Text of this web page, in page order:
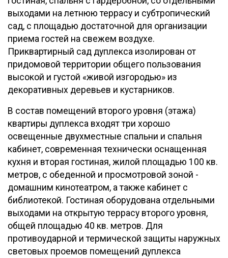
выходами на летнюю террасу и субтропический
сад, с площадью достаточной для организации
приема гостей на свежем воздухе.
Приквартирный сад дуплекса изолирован от
придомовой территории общего пользования
высокой и густой «живой изгородью» из
декоративных деревьев и кустарников.
В состав помещений второго уровня (этажа)
квартиры дуплекса входят три хорошо
освещенные двухместные спальни и спальня
кабинет, современная технически оснащенная
кухня и вторая гостиная, жилой площадью 100 кв.
метров, с обеденной и просмотровой зоной -
домашним кинотеатром, а также кабинет с
библиотекой. Гостиная оборудована отдельными
выходами на открытую террасу второго уровня,
общей площадью 40 кв. метров. Для
противоударной и термической защиты наружных
световых проемов помещений дуплекса